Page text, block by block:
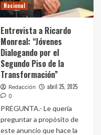
Nacional
Entrevista a Ricardo
Monreal: “Jóvenes
Dialogando por el
Segundo Piso de la
Transformación”
Redacción abril 25, 2025
0
PREGUNTA.- Le quería
preguntar a propósito de
este anuncio que hace la